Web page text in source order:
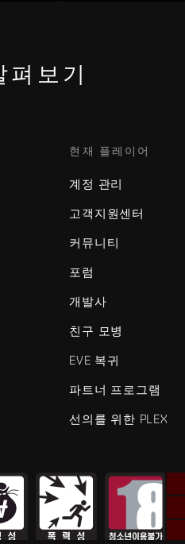
펴보기
현재 플레이어
계정 관리
고객지원센터
커뮤니티
포럼
개발사
친구 모병
EVE 복귀
파트너 프로그램
선의를 위한 PLEX